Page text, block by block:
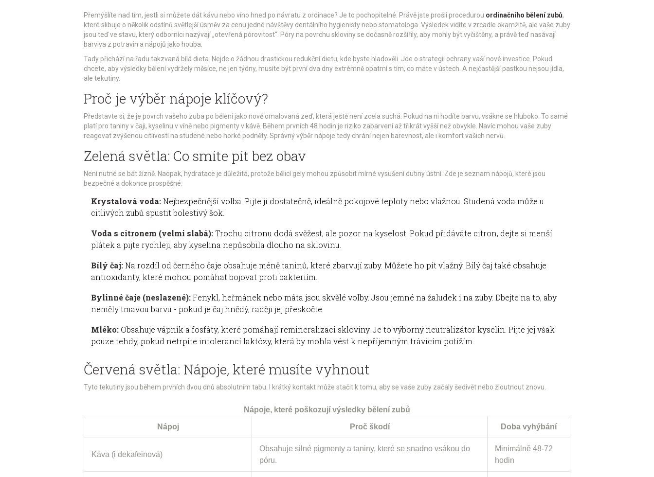
Přemýšlíte nad tím, jestli si můžete dát kávu nebo víno hned po návratu z ordinace? Je to pochopitelné. Právě jste prošli procedurou ordinačního bělení zubů,
které slibuje o několik odstínů světlejší úsměv za cenu jedné návštěvy dentálního hygienisty nebo stomatologa. Výsledek vidíte v zrcadle okamžitě, ale vaše zuby
jsou teď ve stavu, který odborníci nazývají „otevřená pórovitost“. Póry na povrchu skloviny se dočasně rozšířily, aby mohly být vyčištěny, a právě teď nasávají
barviva z potravin a nápojů jako houba.
Tady přichází na řadu takzvaná bílá dieta. Nejde o žádnou drastickou redukční dietu, kde byste hladověli. Jde o strategii ochrany vaší nové investice. Pokud
chcete, aby výsledky bělení vydržely měsíce, ne jen týdny, musíte být první dva dny extrémně opatrní s tím, co máte v ústech. A nejčastější pastkou nejsou jídla,
ale tekutiny.
Proč je výběr nápoje klíčový?
Představte si, že je povrch vašeho zuba po bělení jako nově omalovaná zeď, která ještě není zcela suchá. Pokud na ni hodíte barvu, vsákne se hluboko. To samé
platí pro taniny v čaji, kyselinu v víně nebo pigmenty v kávě. Během prvních 48 hodin je riziko zabarvení až třikrát vyšší než obvykle. Navíc mohou vaše zuby
reagovat zvýšenou citlivostí na studené nebo horké podněty. Správný výběr nápoje tedy chrání nejen barevnost, ale i komfort vašich nervů.
Zelená světla: Co smíte pít bez obav
Není nutné se bát žízně. Naopak, hydratace je důležitá, protože bělicí gely mohou způsobit mírné vysušení dutiny ústní. Zde je seznam nápojů, které jsou
bezpečné a dokonce prospěšné:
Krystalová voda:Nejbezpečnější volba. Pijte ji dostatečně, ideálně pokojové teploty nebo vlažnou. Studená voda může u
citlivých zubů spustit bolestivý šok.
Voda s citronem (velmi slabá): Trochu citronu dodá svěžest, ale pozor na kyselost. Pokud přidáváte citron, dejte si menší
plátek a pijte rychleji, aby kyselina nepůsobila dlouho na sklovinu.
Bílý čaj:Na rozdíl od černého čaje obsahuje méně taninů, které zbarvují zuby. Můžete ho pít vlažný. Bílý čaj také obsahuje
antioxidanty, které mohou pomáhat bojovat proti bakteriím.
Bylinné čaje (neslazené):Fenykl, heřmánek nebo máta jsou skvělé volby. Jsou jemné na žaludek i na zuby. Dbejte na to, aby
neměly tmavou barvu - pokud je čaj hnědý, raději jej přeskočte.
Mléko: Obsahuje vápník a fosfáty, které pomáhají remineralizaci skloviny. Je to výborný neutralizátor kyselin. Pijte jej však
pouze tehdy, pokud netrpíte intolerancí laktózy, která by mohla vést k nepříjemným trávicím potížím.
Červená světla: Nápoje, které musíte vyhnout
Tyto tekutiny jsou během prvních dvou dnů absolutním tabu. I krátký kontakt může stačit k tomu, aby se vaše zuby začaly šedivět nebo žloutnout znovu.
Nápoje, které poškozují výsledky bělení zubů
Nápoj Proč škodí Doba vyhýbání
Káva (i dekafeinová)
Obsahuje silné pigmenty a taniny, které se snadno vsákou do
póru.
Minimálně 48-72
hodin